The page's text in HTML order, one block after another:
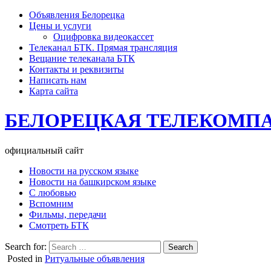
Объявления Белорецка
Цены и услуги
Оцифровка видеокассет
Телеканал БТК. Прямая трансляция
Вещание телеканала БТК
Контакты и реквизиты
Написать нам
Карта сайта
БЕЛОРЕЦКАЯ
официальный сайт
Новости на русском языке
Новости на башкирском языке
С любовью
Вспомним
Фильмы, передачи
Смотреть БТК
Search for:
Posted in Ритуальные объявления